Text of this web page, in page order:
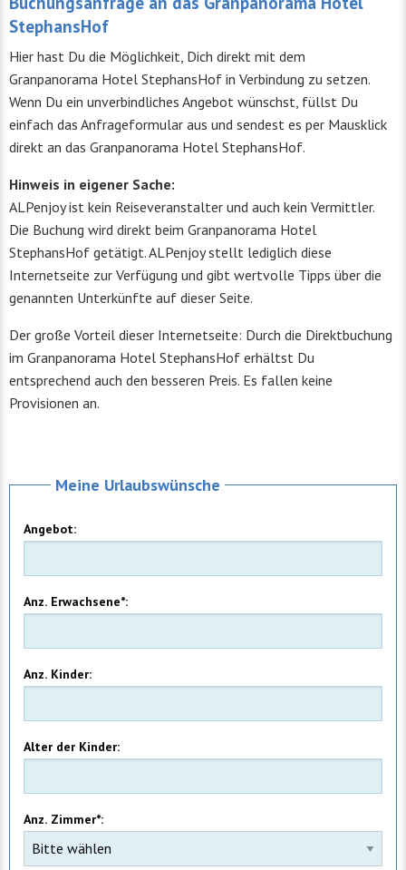
StephansHof
Hier hast Du die Möglichkeit, Dich direkt mit dem
Granpanorama Hotel StephansHof in Verbindung zu setzen.
Wenn Du ein unverbindliches Angebot wünschst, füllst Du
einfach das Anfrageformular aus und sendest es per Mausklick
direkt an das Granpanorama Hotel StephansHof.
Hinweis in eigener Sache:
ALPenjoy ist kein Reiseveranstalter und auch kein Vermittler.
Die Buchung wird direkt beim Granpanorama Hotel
StephansHof getätigt. ALPenjoy stellt lediglich diese
Internetseite zur Verfügung und gibt wertvolle Tipps über die
genannten Unterkünfte auf dieser Seite.
Der große Vorteil dieser Internetseite: Durch die Direktbuchung
im Granpanorama Hotel StephansHof erhältst Du
entsprechend auch den besseren Preis. Es fallen keine
Provisionen an.
Meine Urlaubswünsche
Angebot:
Anz. Erwachsene*:
Anz. Kinder:
Alter der Kinder:
Anz. Zimmer*: